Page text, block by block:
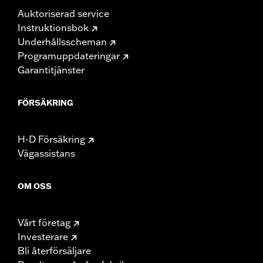
Auktoriserad service
Instruktionsbok
Underhållsscheman
Programuppdateringar
Garantitjänster
FÖRSÄKRING
H-D Försäkring
Vägassistans
OM OSS
Vårt företag
Investerare
Bli återförsäljare